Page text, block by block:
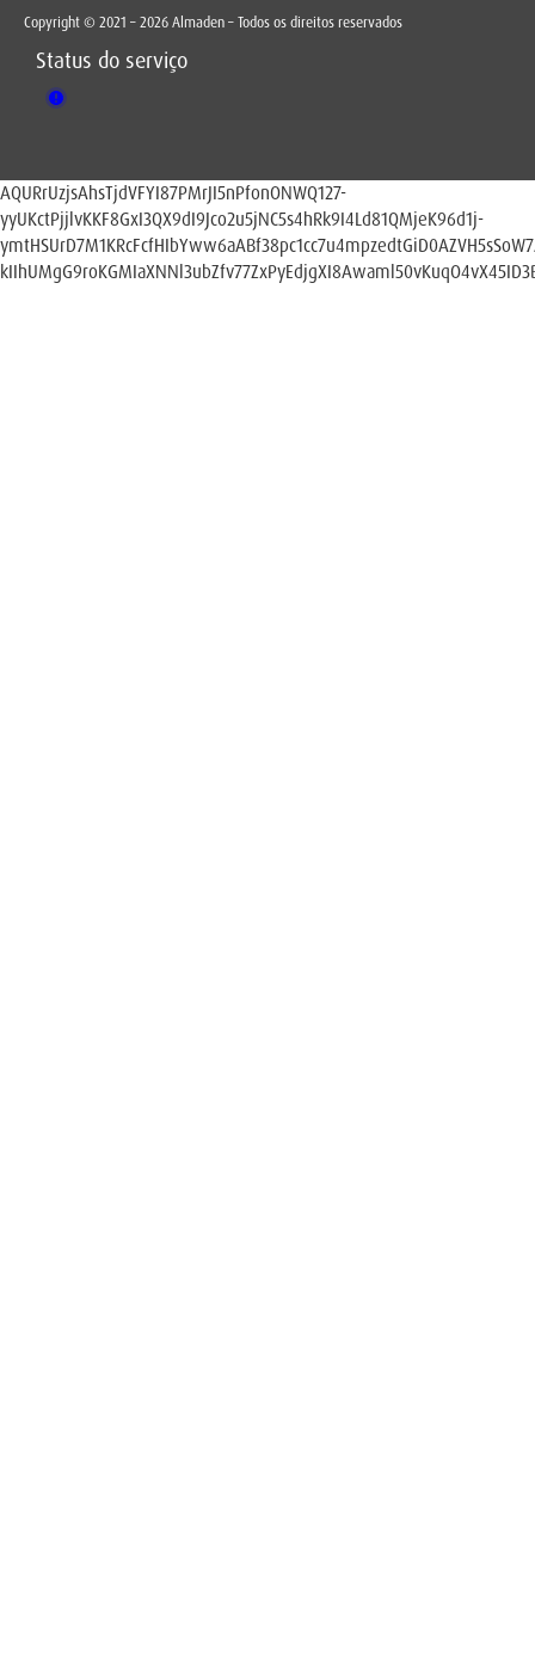
Copyright © 2021 – 2026 Almaden – Todos os direitos reservados
Status do serviço
AQURrUzjsAhsTjdVFYI87PMrJI5nPfonONWQ127-
yyUKctPjjlvKKF8GxI3QX9dI9Jco2u5jNC5s4hRk9I4Ld81QMjeK96d1j-